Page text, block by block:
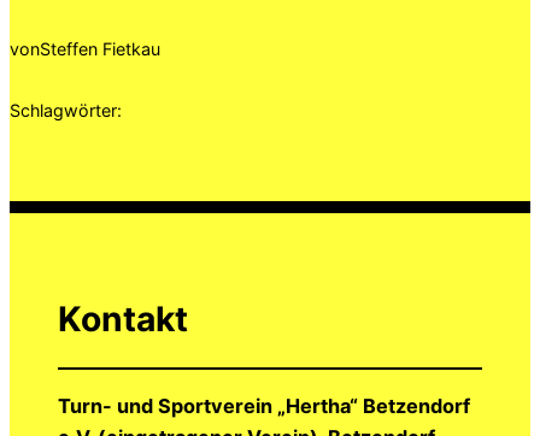
vonSteffen Fietkau
Schlagwörter:
Kontakt
Turn- und Sportverein „Hertha“ Betzendorf